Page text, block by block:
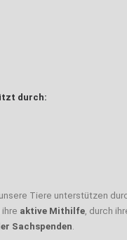
durch:
Tiere unterstützen
ihre aktive Mithilfe, durch
Sachspenden.